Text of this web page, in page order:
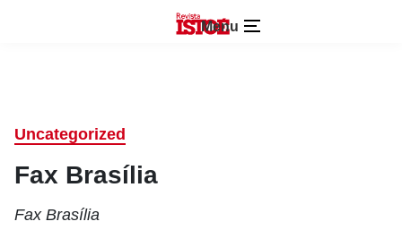
Menu
Uncategorized
Fax Brasília
Fax Brasília